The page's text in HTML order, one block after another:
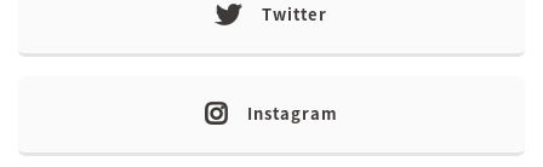
Twitter
Instagram